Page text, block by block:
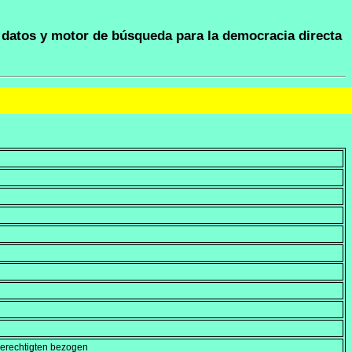
datos y motor de búsqueda para la democracia directa
bezogen